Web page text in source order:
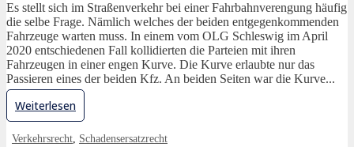
Es stellt sich im Straßenverkehr bei einer Fahrbahnverengung häufig
die selbe Frage. Nämlich welches der beiden entgegenkommenden
Fahrzeuge warten muss. In einem vom OLG Schleswig im April
2020 entschiedenen Fall kollidierten die Parteien mit ihren
Fahrzeugen in einer engen Kurve. Die Kurve erlaubte nur das
Passieren eines der beiden Kfz. An beiden Seiten war die Kurve...
Weiterlesen
Verkehrsrecht, Schadensersatzrecht